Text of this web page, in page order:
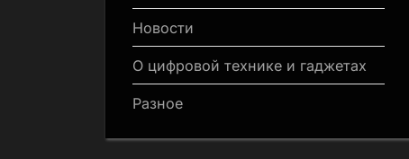
Новости
О цифровой технике и гаджетах
Разное